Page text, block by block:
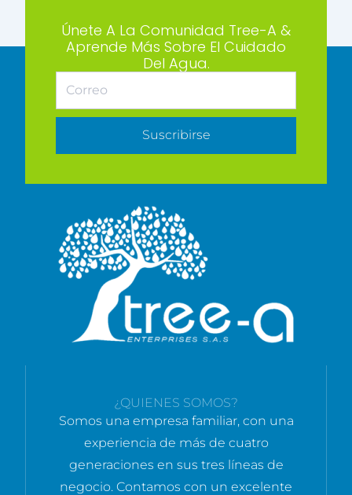
Únete A La Comunidad Tree-A &
Aprende Más Sobre El Cuidado
Del Agua.
Suscribirse
¿QUIENES SOMOS?
Somos una empresa familiar, con una
experiencia de más de cuatro
generaciones en sus tres líneas de
negocio. Contamos con un excelente